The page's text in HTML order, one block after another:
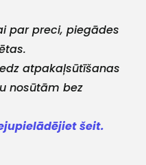
par preci, piegādes
atpakaļsūtīšanas
nosūtām bez
šeit.